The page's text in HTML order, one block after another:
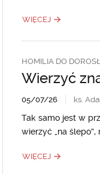
WIĘCEJ
HOMILIA DO
Wierzyć
05/07/26 ks.
Tak samo jest w
wierzyć „na
WIĘCEJ